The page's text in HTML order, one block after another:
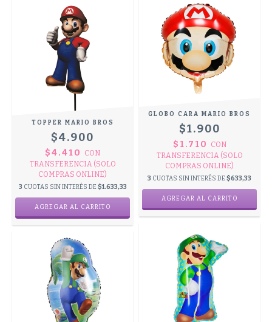
TOPPER MARIO BROS
$4.900
$4.410
CON
TRANSFERENCIA (SOLO
COMPRAS ONLINE)
3 CUOTAS SIN INTERÉS DE $1.633,33
GLOBO CARA MARIO BROS
$1.900
$1.710
CON
TRANSFERENCIA (SOLO
COMPRAS ONLINE)
3 CUOTAS SIN INTERÉS DE $633,33